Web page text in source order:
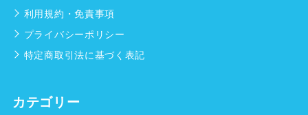
利用規約・免責事項
プライバシーポリシー
特定商取引法に基づく表記
カテゴリー